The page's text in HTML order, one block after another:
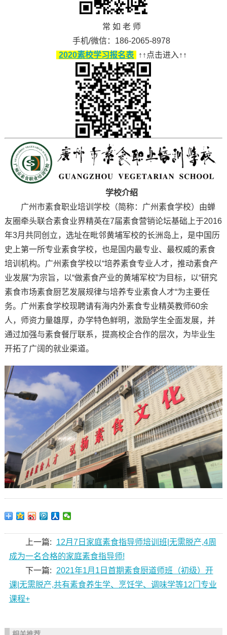
常 如 老 师
手机/微信：186-2065-8978
2020素校学习报名表
↑↑点击进入↑↑
学校介绍
广州市素食职业培训学校（简称：广州素食学校）由蝉
友圈牵头联合素食业界精英在7届素食营销论坛基础上于2016
年3月共同创立，选址在毗邻黄埔军校的长洲岛上，是中国历
史上第一所专业素食学校，也是国内最专业、最权威的素食
培训机构。广州素食学校以“培养素食专业人才，推动素食产
业发展”为宗旨，以“做素食产业的黄埔军校”为目标，以“研究
素食市场素食厨艺发展规律与培养专业素食人才“为主要任
务。广州素食学校现聘请有海内外素食专业精英教师60余
人，师资力量雄厚，办学特色鲜明，激励学生全面发展，并
通过加强与素食餐厅联系，提高校企合作的层次，为毕业生
开拓了广阔的就业渠道。
上一篇:
12月7日家庭素食指导师培训班|无需脱产,4周
成为一名合格的家庭素食指导师!
下一篇:
2021年1月1日首期素食厨道师班（初级）开
课|无需脱产,共有素食养生学、烹饪学、调味学等12门专业
课程+